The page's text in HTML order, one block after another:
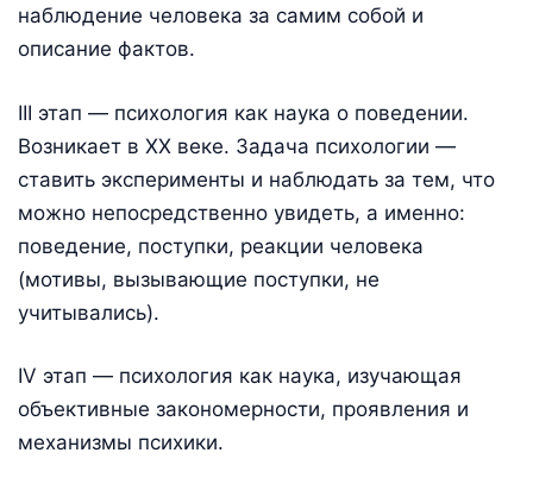
наблюдение человека за самим собой и
описание фактов.
III этап — психология как наука о поведении.
Возникает в XX веке. Задача психологии —
ставить эксперименты и наблюдать за тем, что
можно непосредственно увидеть, а именно:
поведение, поступки, реакции человека
(мотивы, вызывающие поступки, не
учитывались).
IV этап — психология как наука, изучающая
объективные закономерности, проявления и
механизмы психики.